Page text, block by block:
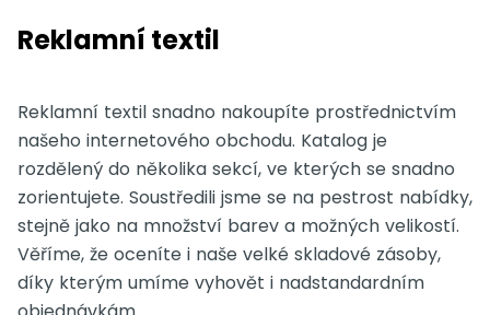
Reklamní textil
Reklamní textil snadno nakoupíte prostřednictvím
našeho internetového obchodu. Katalog je
rozdělený do několika sekcí, ve kterých se snadno
zorientujete. Soustředili jsme se na pestrost nabídky,
stejně jako na množství barev a možných velikostí.
Věříme, že oceníte i naše velké skladové zásoby,
díky kterým umíme vyhovět i nadstandardním